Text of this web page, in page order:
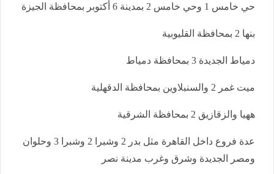
حي خامس 1 وحي خامس 2 بمدينة 6 أكتوبر بمحافظة الجيزة
بنها 2 بمحافظة القليوبية
دمياط الجديدة 3 بمحافظة دمياط
ميت غمر 2 والسنبلاوين بمحافظة الدقهلية
ههيا والزقازيق 2 بمحافظة الشرقية
عدة فروع داخل القاهرة مثل بدر 2 وشبرا 2 وشبرا 3 وحلوان
ومصر الجديدة وشرق وغرب مدينة نصر